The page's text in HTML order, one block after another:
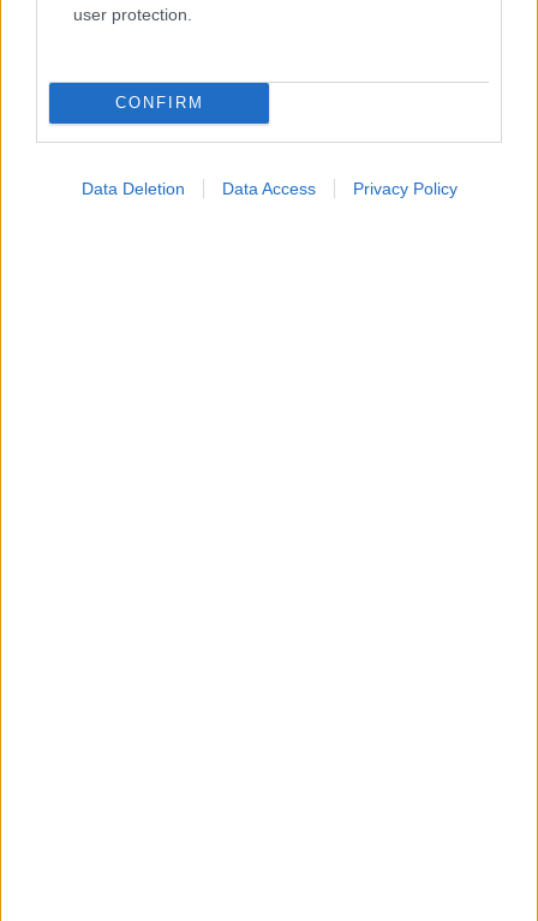
user protection.
CONFIRM
Data Deletion Data Access Privacy Policy
2,5 δισ. δολαρίων από ώριμα προϊόντα, προμήθειες
και αλυσίδα εφοδιασμού